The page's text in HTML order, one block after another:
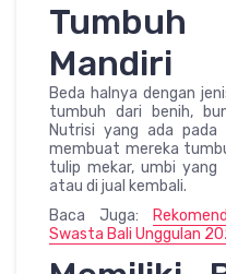
Mandiri
Beda halnya dengan
tumbuh dari benih,
Nutrisi yang ada
membuat mereka
tulip mekar, umbi
atau di jual kembali.
Baca Juga:
Swasta Bali Unggulan